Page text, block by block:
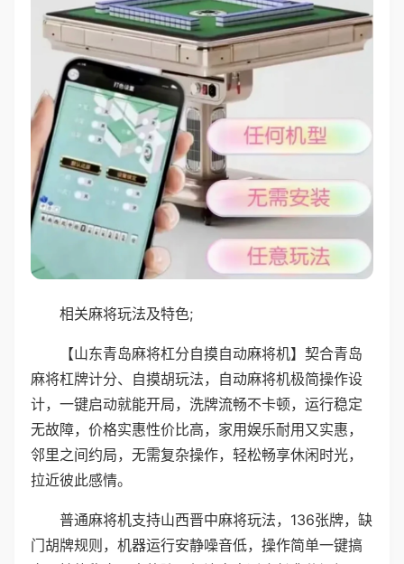
相关麻将玩法及特色;
【山东青岛麻将杠分自摸自动麻将机】契合青岛
麻将杠牌计分、自摸胡玩法，自动麻将机极简操作设
计，一键启动就能开局，洗牌流畅不卡顿，运行稳定
无故障，价格实惠性价比高，家用娱乐耐用又实惠，
邻里之间约局，无需复杂操作，轻松畅享休闲时光，
拉近彼此感情。
普通麻将机支持山西晋中麻将玩法，136张牌，缺
门胡牌规则，机器运行安静噪音低，操作简单一键搞